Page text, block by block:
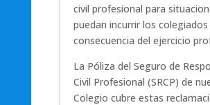
civil profesional para
puedan incurrir los
consecuencia del ejercicio
La Póliza del Seguro de
Civil Profesional (SRCP) de
Colegio cubre estas